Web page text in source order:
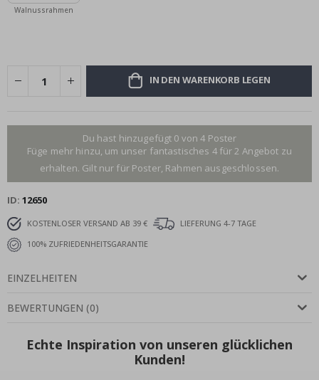
Walnussrahmen
IN DEN WARENKORB LEGEN
Du hast hinzugefügt 0 von 4 Poster
Füge mehr hinzu, um unser fantastisches 4 für 2 Angebot zu
erhalten. Gilt nur für Poster, Rahmen ausgeschlossen.
ID 12650
KOSTENLOSER VERSAND AB 39 €
LIEFERUNG 4-7 TAGE
100% ZUFRIEDENHEITSGARANTIE
EINZELHEITEN
BEWERTUNGEN (0)
Echte Inspiration von unseren glücklichen
Kunden!